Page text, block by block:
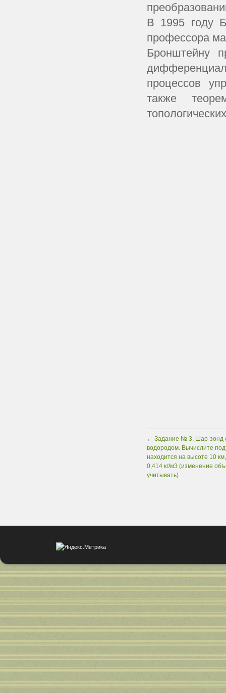
В 1995 году
профессора
Бронштейну
процессов
также
← Задание № 3. Шар-зонд
водородом. Вычислите
находится на высоте 10
0,414 кг/м3 (изменение
учитывать)